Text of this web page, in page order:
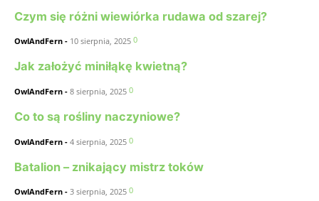
Czym się różni wiewiórka rudawa od szarej?
OwlAndFern - 10 sierpnia, 2025 0
Jak założyć miniłąkę kwietną?
OwlAndFern - 8 sierpnia, 2025 0
Co to są rośliny naczyniowe?
OwlAndFern - 4 sierpnia, 2025 0
Batalion – znikający mistrz toków
OwlAndFern - 3 sierpnia, 2025 0